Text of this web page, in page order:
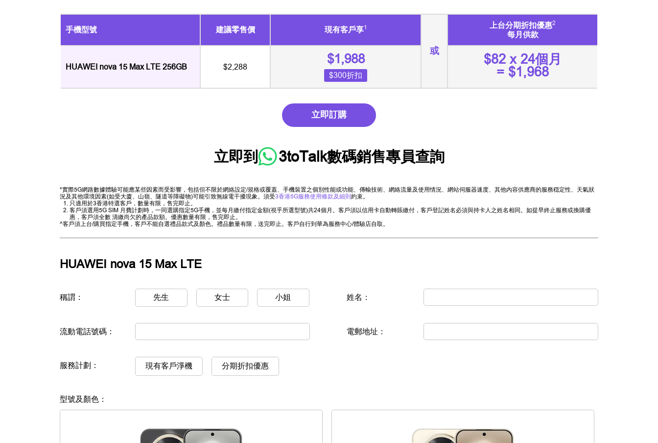
手機型號 建議零售價 現有客戶享1
或
上台分期折扣優惠2
每月供款
HUAWEI nova 15 Max LTE 256GB $2,288
$1,988
$300折扣
$82 x 24個月
= $1,968
立即訂購
立即到 3toTalk數碼銷售專員查詢
*實際5G網路數據體驗可能應某些因素而受影響，包括但不限於網絡設定/規格或覆蓋、手機裝置之個別性能或功能、傳輸技術、網絡流量及使用情況、網站伺服器速度、其他內容供應商的服務穏定性、天氣狀
況及其他環境因素(如受大廈、山嶺、隧道等障礙物)可能引致無線電干擾現象。須受3香港5G服務使用條款及細則 約束。
只適用於3香港特選客戶，數量有限，售完即止。
客戶須選用5G SIM 月費計劃時，一同選購指定5G手機，並每月繳付指定金額(視乎所選型號)共24個月。客戶須以信用卡自動轉賬繳付，客戶登記姓名必須與持卡人之姓名相同。如提早終止服務或換購優
惠，客戶須全數 清繳尚欠的產品款額。優惠數量有限，售完即止。
^客戶須上台/購買指定手機，客戶不能自選禮品款式及顏色。禮品數量有限，送完即止。客戶自行到華為服務中心/體驗店自取。
HUAWEI nova 15 Max LTE
稱謂： 先生 女士 小姐 姓名：
流動電話號碼： 電郵地址：
服務計劃： 現有客戶淨機 分期折扣優惠
型號及顏色：